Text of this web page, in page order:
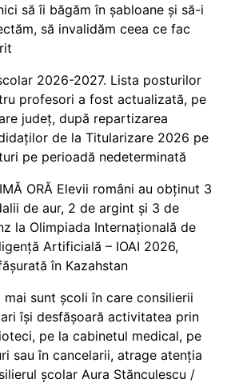
să îi băgăm în șabloane și să-i
să invalidăm ceea ce fac
2026-2027. Lista posturilor
profesori a fost actualizată, pe
județ, după repartizarea
de la Titularizare 2026 pe
pe perioadă nedeterminată
ORĂ Elevii români au obținut 3
de aur, 2 de argint și 3 de
la Olimpiada Internațională de
Artificială – IOAI 2026,
în Kazahstan
mai sunt școli în care consilierii
își desfășoară activitatea prin
pe la cabinetul medical, pe
sau în cancelarii, atrage atenția
școlar Aura Stănculescu /